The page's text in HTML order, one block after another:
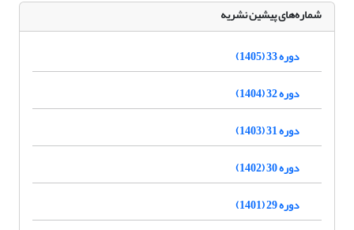
شماره‌های پیشین نشریه
دوره 33 (1405)
دوره 32 (1404)
دوره 31 (1403)
دوره 30 (1402)
دوره 29 (1401)